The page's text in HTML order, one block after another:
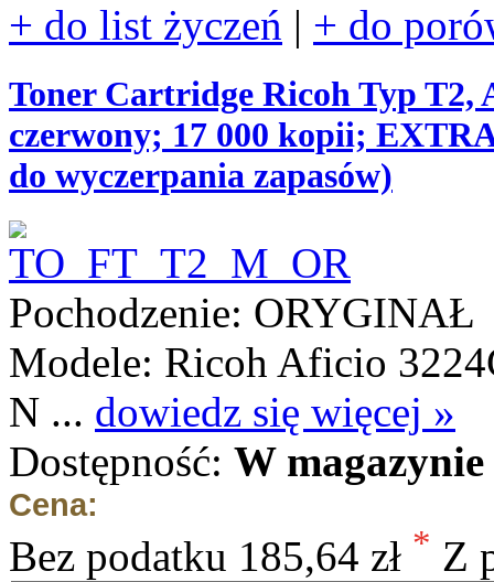
+ do list życzeń | + do
Toner Cartridge Ricoh Typ T2,
czerwony; 17 000 kopii;
do wyczerpania zapasów)
Pochodzenie: ORYGINAŁ
Modele: Ricoh Aficio
N ... dowiedz się więcej »
Dostępność: W
Cena:
Bez podatku 185,64 zł * Z